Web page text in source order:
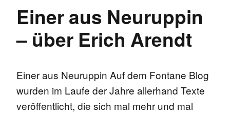
Einer aus Neuruppin
– über Erich Arendt
Einer aus Neuruppin Auf dem Fontane Blog
wurden im Laufe der Jahre allerhand Texte
veröffentlicht, die sich mal mehr und mal